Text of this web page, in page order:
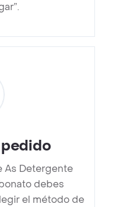
As Detergente
debes
el método de